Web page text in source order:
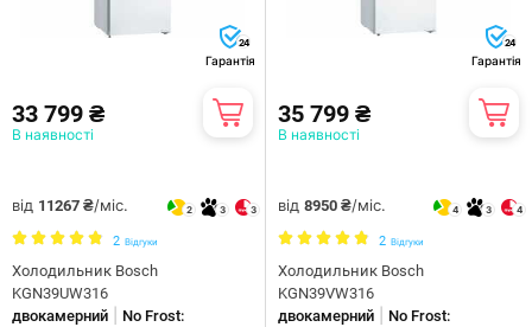
24
Гарантія
33 799 ₴
В наявності
від 11267 ₴/міс. 2 3 3
2 Відгуки
Холодильник Bosch
KGN39UW316
двокамерний
No Frost:
24
Гарантія
35 799 ₴
В наявності
від 8950 ₴/міс. 4 3 4
2 Відгуки
Холодильник Bosch
KGN39VW316
двокамерний
No Frost: